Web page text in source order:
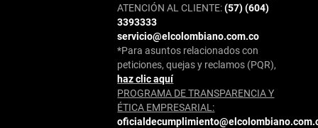
ATENCIÓN AL CLIENTE:(57) (604)
3393333
servicio@elcolombiano.com.co
*Para asuntos relacionados con
peticiones, quejas y reclamos (PQR),
haz clic aquí
PROGRAMA DE TRANSPARENCIA Y
ÉTICA EMPRESARIAL: